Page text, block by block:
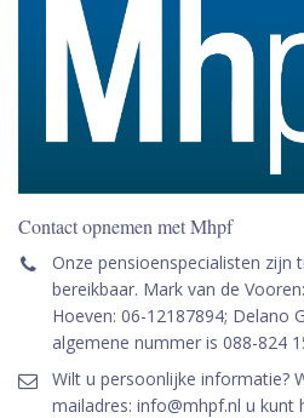
Contact opnemen met Mhpf
Onze pensioenspecialisten zijn
bereikbaar. Mark van de
Hoeven: 06-12187894; Delano
algemene nummer is 088-824
Wilt u persoonlijke informatie?
mailadres: info@mhpf.nl u kunt